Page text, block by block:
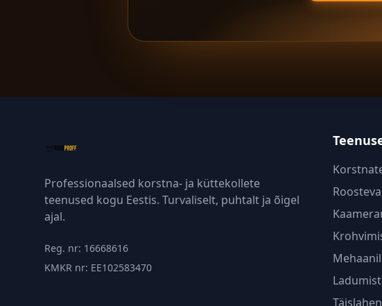
Professionaalsed korstna- ja küttekollete
teenused kogu Eestis. Turvaliselt, puhtalt ja õigel
ajal.
Reg. nr: 16668616
KMKR nr: EE102583470